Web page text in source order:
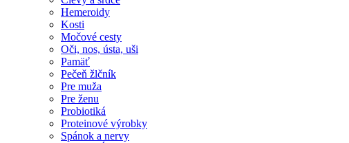
Hemeroidy
Kosti
Močové cesty
Oči, nos, ústa, uši
Pamäť
Pečeň žlčník
Pre muža
Pre ženu
Probiotiká
Proteinové výrobky
Spánok a nervy